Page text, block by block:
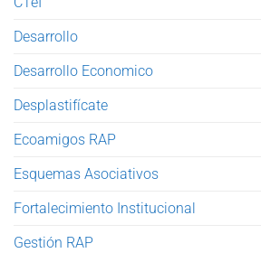
Desarrollo
Desarrollo Economico
Desplastifícate
Ecoamigos RAP
Esquemas Asociativos
Fortalecimiento Institucional
Gestión RAP